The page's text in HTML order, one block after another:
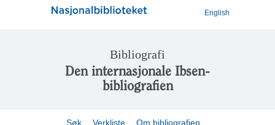
English
Bibliografi
Den internasjonale Ibsen-
bibliografien
Søk Verkliste Om bibliografien